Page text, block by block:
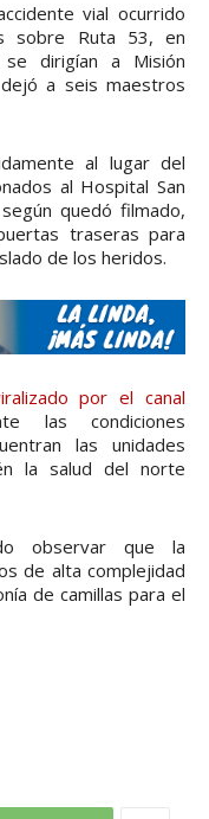
vial ocurrido
sobre Ruta 53, en
se dirigían a Misión
a seis maestros
al lugar del
al Hospital San
quedó filmado,
traseras para
de los heridos.
por el canal
las condiciones
las unidades
la salud del norte
observar que la
de alta complejidad
de camillas para el